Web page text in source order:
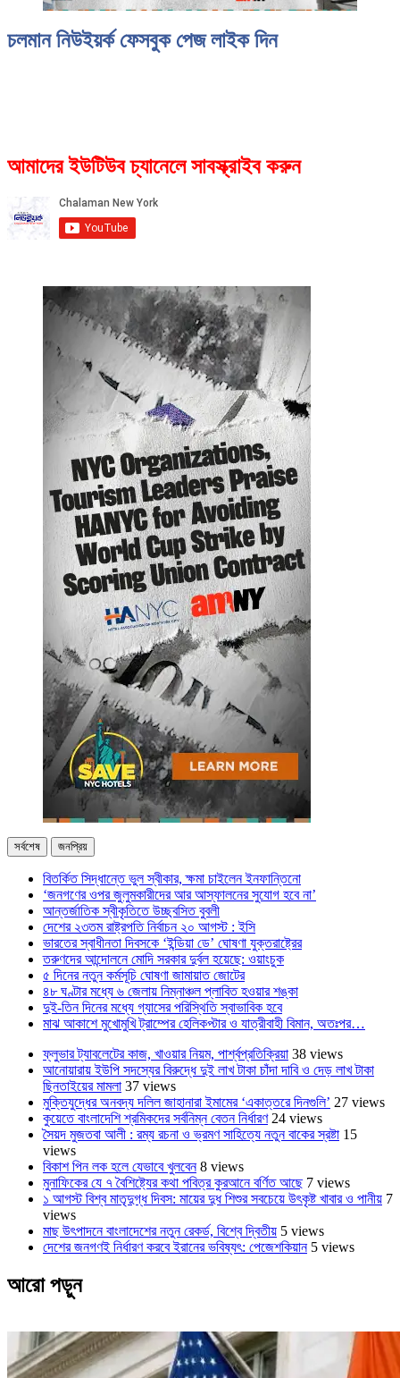
চলমান নিউইয়র্ক ফেসবুক পেজ লাইক দিন
আমাদের ইউটিউব চ্যানেলে সাবস্ক্রাইব করুন
সর্বশেষ জনপ্রিয়
বিতর্কিত সিদ্ধান্তে ভুল স্বীকার, ক্ষমা চাইলেন ইনফান্তিনো
‘জনগণের ওপর জুলুমকারীদের আর আস্ফালনের সুযোগ হবে না’
আন্তর্জাতিক স্বীকৃতিতে উচ্ছ্বসিত বুবলী
দেশের ২৩তম রাষ্ট্রপতি নির্বাচন ২০ আগস্ট : ইসি
ভারতের স্বাধীনতা দিবসকে ‘ইন্ডিয়া ডে’ ঘোষণা যুক্তরাষ্ট্রের
তরুণদের আন্দোলনে মোদি সরকার দুর্বল হয়েছে: ওয়াংচুক
৫ দিনের নতুন কর্মসূচি ঘোষণা জামায়াত জোটের
৪৮ ঘণ্টার মধ্যে ৬ জেলায় নিম্নাঞ্চল প্লাবিত হওয়ার শঙ্কা
দুই-তিন দিনের মধ্যে গ্যাসের পরিস্থিতি স্বাভাবিক হবে
মাঝ আকাশে মুখোমুখি ট্রাম্পের হেলিকপ্টার ও যাত্রীবাহী বিমান, অতঃপর…
ফ্লুভার ট্যাবলেটের কাজ, খাওয়ার নিয়ম, পার্শ্বপ্রতিক্রিয়া 38 views
আনোয়ারায় ইউপি সদস্যের বিরুদ্ধে দুই লাখ টাকা চাঁদা দাবি ও দেড় লাখ টাকা
ছিনতাইয়ের মামলা 37 views
মুক্তিযুদ্ধের অনবদ্য দলিল জাহানারা ইমামের ‘একাত্তরে দিনগুলি’ 27 views
কুয়েতে বাংলাদেশি শ্রমিকদের সর্বনিম্ন বেতন নির্ধারণ 24 views
সৈয়দ মুজতবা আলী : রম্য রচনা ও ভ্রমণ সাহিত্যে নতুন বাকের স্রষ্টা 15
views
বিকাশ পিন লক হলে যেভাবে খুলবেন 8 views
মুনাফিকের যে ৭ বৈশিষ্ট্যের কথা পবিত্র কুরআনে বর্ণিত আছে 7 views
১ আগস্ট বিশ্ব মাতৃদুগ্ধ দিবস: মায়ের দুধ শিশুর সবচেয়ে উৎকৃষ্ট খাবার ও পানীয় 7
views
মাছ উৎপাদনে বাংলাদেশের নতুন রেকর্ড, বিশ্বে দ্বিতীয় 5 views
দেশের জনগণই নির্ধারণ করবে ইরানের ভবিষ্যৎ: পেজেশকিয়ান 5 views
আরো পড়ুন